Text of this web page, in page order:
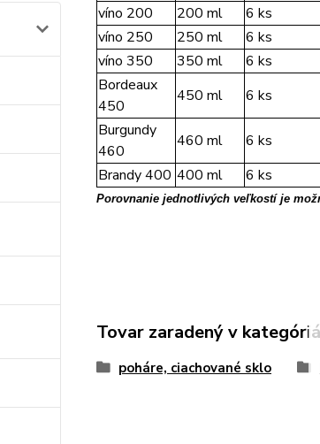
víno 200
200 ml 6 ks
víno 250
250 ml 6 ks
víno 350
350 ml 6 ks
Bordeaux
450
450 ml 6 ks
Burgundy
460
460 ml 6 ks
Brandy 400 400 ml 6 ks
Porovnanie jednotlivých veľkostí je
Tovar zaradený v
poháre, ciachované sklo